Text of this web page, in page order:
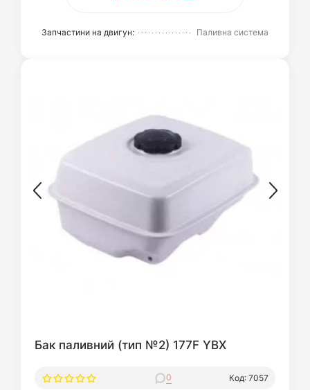
Запчастини на двигун: Паливна система
Бак паливний (тип №2) 177F YBX
0 Код: 7057